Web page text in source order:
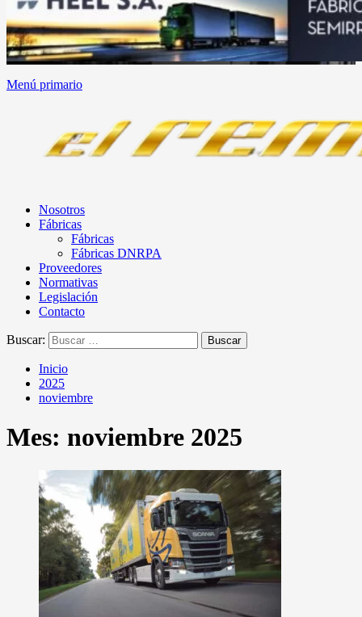
Menú primario
Nosotros
Fábricas
Fábricas
Fábricas DNRPA
Proveedores
Normativas
Legislación
Contacto
Buscar:
Inicio
2025
noviembre
Mes: noviembre 2025